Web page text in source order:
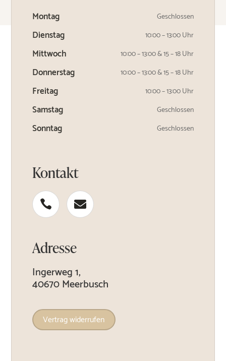
Montag Geschlossen
Dienstag 10:00 – 13:00 Uhr
Mittwoch 10:00 – 13:00 & 15 – 18 Uhr
Donnerstag 10:00 – 13:00 & 15 – 18 Uhr
Freitag 10:00 – 13:00 Uhr
Samstag Geschlossen
Sonntag Geschlossen
Kontakt
 
Adresse
Ingerweg 1,
40670 Meerbusch
Vertrag widerrufen